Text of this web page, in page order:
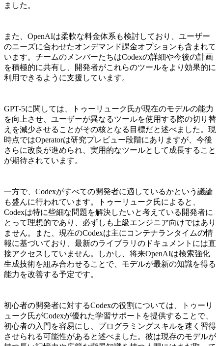
ました。
また、OpenAIは柔軟な料金体系も検討しており、ユーザー
のニーズに合わせたオンデマンド課金オプションも含まれて
います。チームのメンバーたちはCodexの詳細や今後の計画
を積極的に共有し、開発者がこれらのツールをより効果的に
利用できるように支援しています。
GPT-5に関しては、トゥーリューク氏が現在のモデルの能力
を向上させ、ユーザーが異なるツールを使用する際の切り替
えを減少させることがその核となる目標だと述べました。現
時点ではOperatorは研究プレビュー段階にありますが、今後
さらに改良が進められ、実用的なツールとして成長すること
が期待されています。
一方で、Codexがすべての開発者に適しているかという議論
も盛んに行われています。トゥーリューク氏によると、
Codexは特に些細な問題を解決したいと考えている開発者に
とって理想的であり、必ずしも上級エンジニア向けではあり
ません。また、現在のCodexは主にコンテナランタイムの情
報に基づいており、最新のライブラリのドキュメントには直
接アクセスしていません。しかし、将来OpenAIは検索強化
生成技術を組み合わせることで、モデルが最新の知識を得る
能力を改善する予定です。
初心者の開発者に対するCodexの役割については、トゥーリ
ューク氏がCodexが優れた学習サポートを提供することで、
初心者の入門を容易にし、プログラミングスキルを速く習得
させられる可能性があると述べました。彼は現存のモデルが